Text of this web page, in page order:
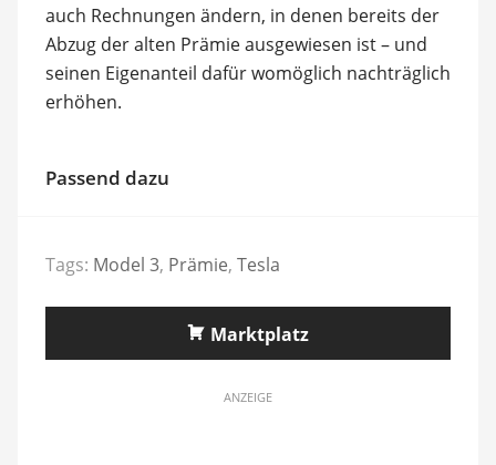
auch Rechnungen ändern, in denen bereits der
Abzug der alten Prämie ausgewiesen ist – und
seinen Eigenanteil dafür womöglich nachträglich
erhöhen.
Passend dazu
Tags: Model 3, Prämie, Tesla
Marktplatz
ANZEIGE